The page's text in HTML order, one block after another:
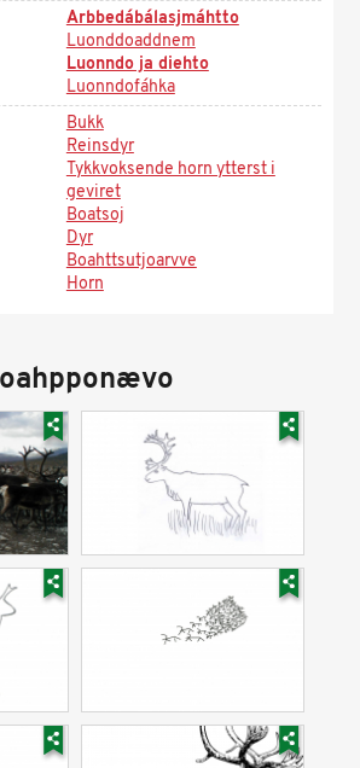
Arbbedábálasjmáhtto
Luonddoaddnem
Luonndo ja diehto
Luonndofáhka
Bukk
Reinsdyr
Tykkvoksende horn ytterst i
geviret
Boatsoj
Dyr
Boahttsutjoarvve
Horn